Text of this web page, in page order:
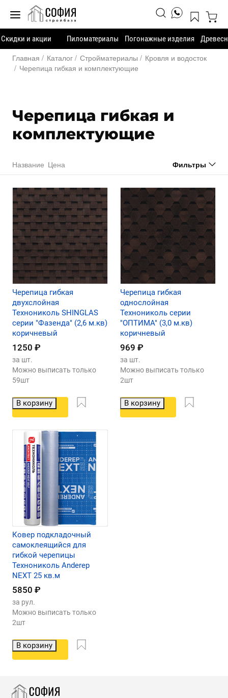
Скидки и акции Пиломатериалы Погонажные изделия
Главная Каталог Стройматериалы
Кровля и водосток
Черепица гибкая и комплектующие
Черепица гибкая и
комплектующие
Название Цена Фильтры
Черепица гибкая
двухслойная
Технониколь SHINGLAS
серии "Фазенда" (2,6 м.кв)
коричневый
1250 ₽
за шт.
Можно выписать только
59шт
В корзину
Черепица гибкая
однослойная
Технониколь серии
"ОПТИМА" (3,0 м.кв)
коричневый
969 ₽
за шт.
Можно выписать только
2шт
В корзину
Ковер подкладочный
самоклеящийся для
гибкой черепицы
Технониколь Anderep
NEXT 25 кв.м
5850 ₽
за рул.
Можно выписать только
2шт
В корзину